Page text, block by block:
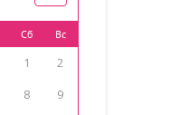
Сб Вс
1
2
8
9